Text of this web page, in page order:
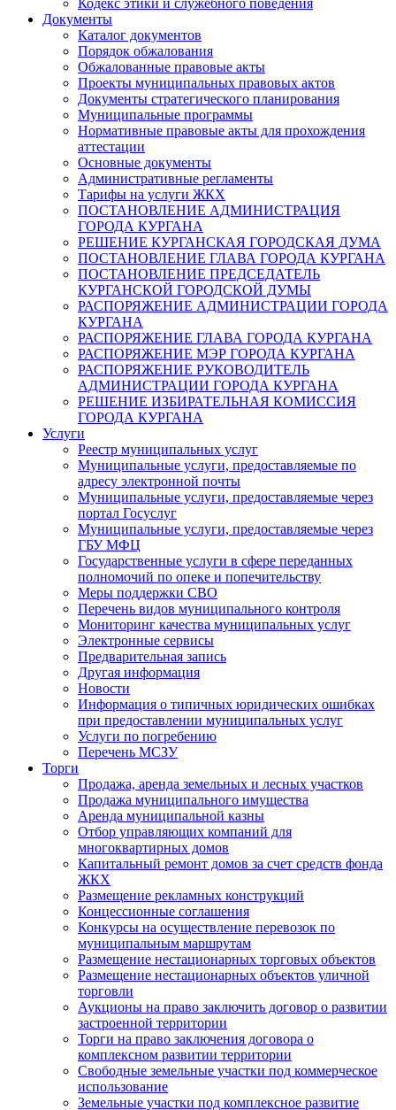
Кодекс этики и служебного поведения
Документы
Каталог документов
Порядок обжалования
Обжалованные правовые акты
Проекты муниципальных правовых актов
Документы стратегического планирования
Муниципальные программы
Нормативные правовые акты для прохождения
аттестации
Основные документы
Административные регламенты
Тарифы на услуги ЖКХ
ПОСТАНОВЛЕНИЕ АДМИНИСТРАЦИЯ
ГОРОДА КУРГАНА
РЕШЕНИЕ КУРГАНСКАЯ ГОРОДСКАЯ ДУМА
ПОСТАНОВЛЕНИЕ ГЛАВА ГОРОДА КУРГАНА
ПОСТАНОВЛЕНИЕ ПРЕДСЕДАТЕЛЬ
КУРГАНСКОЙ ГОРОДСКОЙ ДУМЫ
РАСПОРЯЖЕНИЕ АДМИНИСТРАЦИИ ГОРОДА
КУРГАНА
РАСПОРЯЖЕНИЕ ГЛАВА ГОРОДА КУРГАНА
РАСПОРЯЖЕНИЕ МЭР ГОРОДА КУРГАНА
РАСПОРЯЖЕНИЕ РУКОВОДИТЕЛЬ
АДМИНИСТРАЦИИ ГОРОДА КУРГАНА
РЕШЕНИЕ ИЗБИРАТЕЛЬНАЯ КОМИССИЯ
ГОРОДА КУРГАНА
Услуги
Реестр муниципальных услуг
Муниципальные услуги, предоставляемые по
адресу электронной почты
Муниципальные услуги, предоставляемые через
портал Госуслуг
Муниципальные услуги, предоставляемые через
ГБУ МФЦ
Государственные услуги в сфере переданных
полномочий по опеке и попечительству
Меры поддержки СВО
Перечень видов муниципального контроля
Мониторинг качества муниципальных услуг
Электронные сервисы
Предварительная запись
Другая информация
Новости
Информация о типичных юридических ошибках
при предоставлении муниципальных услуг
Услуги по погребению
Перечень МСЗУ
Торги
Продажа, аренда земельных и лесных участков
Продажа муниципального имущества
Аренда муниципальной казны
Отбор управляющих компаний для
многоквартирных домов
Капитальный ремонт домов за счет средств фонда
ЖКХ
Размещение рекламных конструкций
Концессионные соглашения
Конкурсы на осуществление перевозок по
муниципальным маршрутам
Размещение нестационарных торговых объектов
Размещение нестационарных объектов уличной
торговли
Аукционы на право заключить договор о развитии
застроенной территории
Торги на право заключения договора о
комплексном развитии территории
Свободные земельные участки под коммерческое
использование
Земельные участки под комплексное развитие